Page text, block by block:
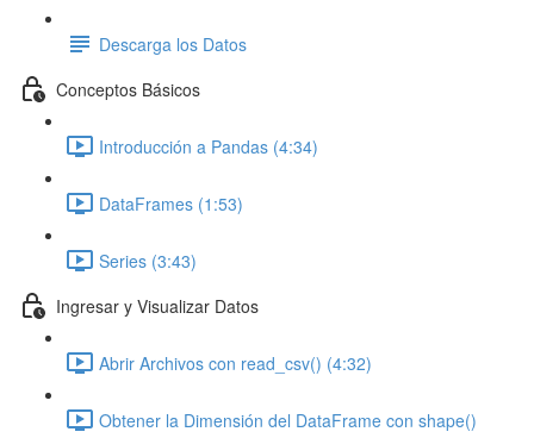
Descarga los Datos
Conceptos Básicos
Introducción a Pandas (4:34)
DataFrames (1:53)
Series (3:43)
Ingresar y Visualizar Datos
Abrir Archivos con read_csv() (4:32)
Obtener la Dimensión del DataFrame con shape()